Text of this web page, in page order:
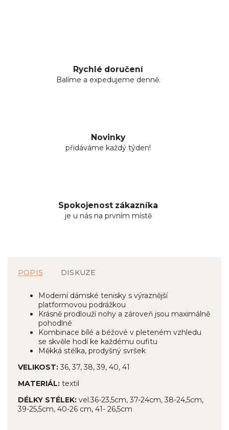
Rychlé doručení
Balíme a expedujeme denně.
Novinky
přidáváme každý týden!
Spokojenost zákazníka
je u nás na prvním místě
POPIS DISKUZE
Moderní dámské tenisky s výraznější
platformovou podrážkou
Krásně prodlouží nohy a zároveň jsou maximálně
pohodlné
Kombinace bílé a béžové v pleteném vzhledu
se skvěle hodí ke každému oufitu
Měkká stélka, prodyšný svršek
VELIKOST: 36, 37, 38, 39, 40, 41
MATERIÁL: textil
DÉLKY STÉLEK: vel.36-23,5cm, 37-24cm, 38-24,5cm,
39-25,5cm, 40-26 cm, 41- 26,5cm